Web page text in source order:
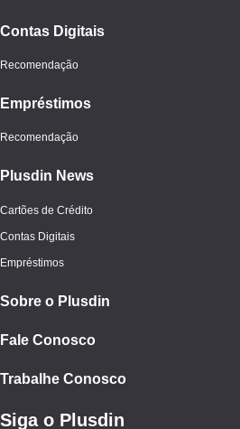
Contas Digitais
Recomendação
Empréstimos
Recomendação
Plusdin News
Cartões de Crédito
Contas Digitais
Empréstimos
Sobre o Plusdin
Fale Conosco
Trabalhe Conosco
Siga o Plusdin